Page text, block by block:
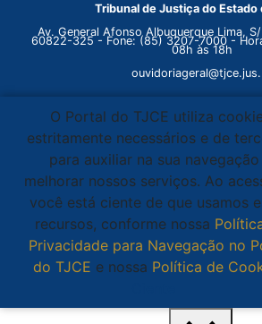
Tribunal de Justiça do Estado
Av. General Afonso Albuquerque Lima,
60822-325 - Fone: (85) 3207-7000 -
08h às 18h
O Portal do TJCE utiliza
estritamente necessários e de
para auxiliar na sua
melhorar nossos serviços. Ao
você está ciente de que usamos
recursos, conforme nossa
Privacidade para Navegação no
do TJCE e nossa Política de